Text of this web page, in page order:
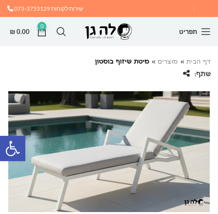
שירות לקוחות073-3753129
תפריט
0
₪0.00
דף הבית » מוצרים » מיטת שיזוף בוסטון
שתף: